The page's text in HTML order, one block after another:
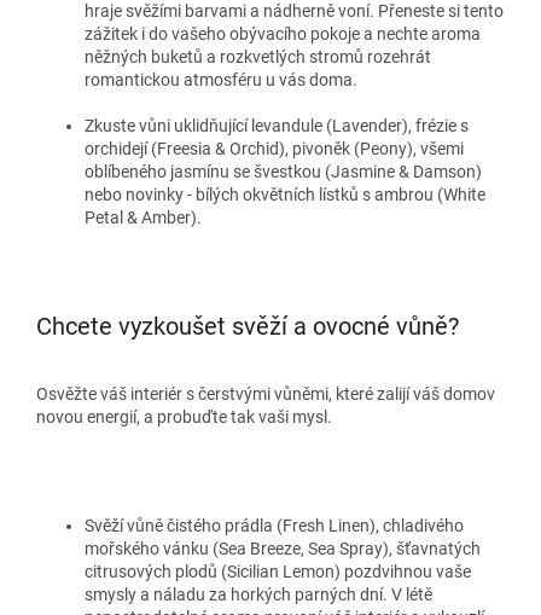
hraje svěžími barvami a nádherně voní. Přeneste si tento
zážitek i do vašeho obývacího pokoje a nechte aroma
něžných buketů a rozkvetlých stromů rozehrát
romantickou atmosféru u vás doma.
Zkuste vůni uklidňující levandule (Lavender), frézie s
orchidejí (Freesia & Orchid), pivoněk (Peony), všemi
oblíbeného jasmínu se švestkou (Jasmine & Damson)
nebo novinky - bílých okvětních lístků s ambrou (White
Petal & Amber).
Chcete vyzkoušet svěží a ovocné vůně?
Osvěžte váš interiér s čerstvými vůněmi, které zalijí váš domov
novou energií, a probuďte tak vaši mysl.
Svěží vůně čistého prádla (Fresh Linen), chladivého
mořského vánku (Sea Breeze, Sea Spray), šťavnatých
citrusových plodů (Sicilian Lemon) pozdvihnou vaše
smysly a náladu za horkých parných dní. V létě